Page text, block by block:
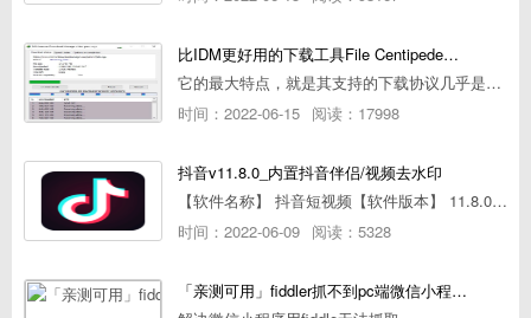
比IDM更好用的下载工具File Centipede文件蜈蚣-秒杀迅雷-直接飞起！
它的最大特点，就是其支持的下载协议几乎是市面上最全面的，包括HTTP/FTP、BT种子、磁力链接，m3u8流任务（AES-128解密）。
时间：2022-06-15 阅读：17998
抖音v11.8.0_内置抖音伴侣/视频去水印
【软件名称】 抖音短视频【软件版本】 11.8.0【软件大小】 83.74M【是否Root】不需要【测试机型】PCML10 [oppo Reno Ace]【文字介绍】 抖音短视频app是一款很有意思娱
时间：2022-06-09 阅读：5328
「亲测可用」fiddler抓不到pc端微信小程序包解决方案